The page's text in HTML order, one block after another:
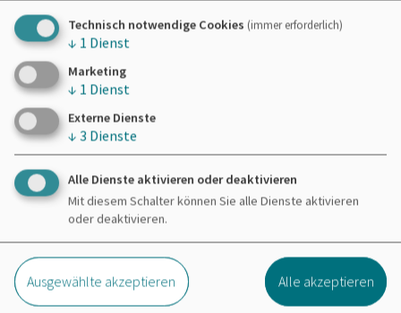
Möchten Sie von
bereitgestellte externe Inhalte laden?
Ja Immer
Tourist-Information Langlau
Gemeinde Pfofeld
Langlau
Technisch notwendige Cookies (immer erforderlich)
↓ 1 Dienst
Marketing
↓ 1 Dienst
Externe Dienste
↓ 3 Dienste
Alle Dienste aktivieren oder deaktivieren
Mit diesem Schalter können Sie alle Dienste aktivieren
oder deaktivieren.
Ausgewählte akzeptieren Alle akzeptieren